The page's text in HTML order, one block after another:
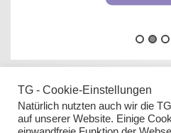
TG - Cookie-Einstellungen
Natürlich nutzten auch wir die
auf unserer Website. Einige